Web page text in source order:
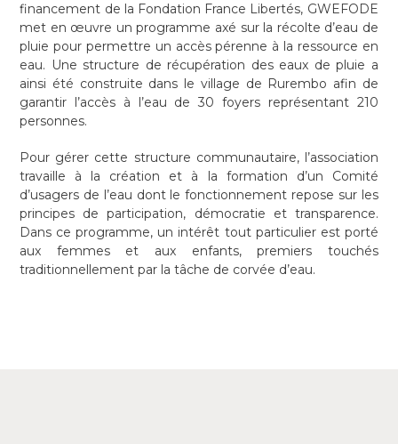
financement de la Fondation France Libertés, GWEFODE
met en œuvre un programme axé sur la récolte d’eau de
pluie pour permettre un accès pérenne à la ressource en
eau. Une structure de récupération des eaux de pluie a
ainsi été construite dans le village de Rurembo afin de
garantir l’accès à l’eau de 30 foyers représentant 210
personnes.
Pour gérer cette structure communautaire, l’association
travaille à la création et à la formation d’un Comité
d’usagers de l’eau dont le fonctionnement repose sur les
principes de participation, démocratie et transparence.
Dans ce programme, un intérêt tout particulier est porté
aux femmes et aux enfants, premiers touchés
traditionnellement par la tâche de corvée d’eau.